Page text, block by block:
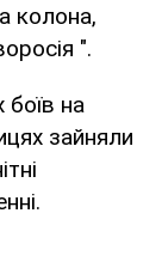
колона,
".
боїв на
зайняли